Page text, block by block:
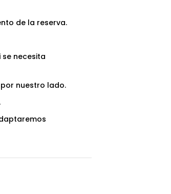
de la reserva.
necesita
nuestro lado.